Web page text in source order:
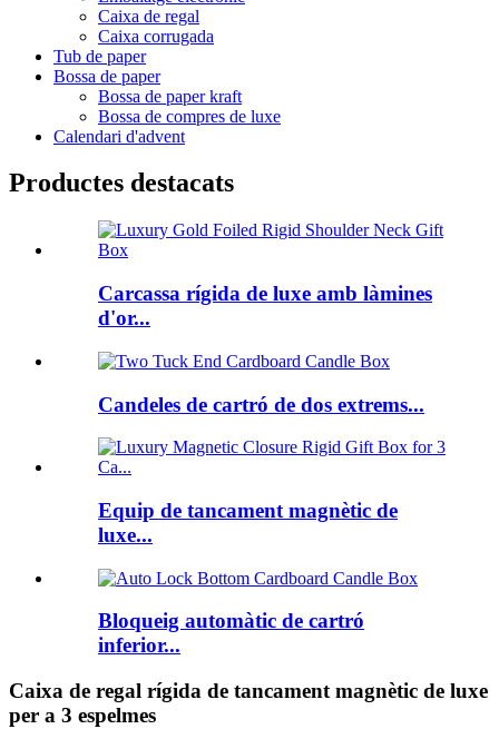
Caixa de regal
Caixa corrugada
Tub de paper
Bossa de paper
Bossa de paper kraft
Bossa de compres de luxe
Calendari d'advent
Productes destacats
Carcassa rígida de luxe amb làmines
d'or...
Candeles de cartró de dos extrems...
Equip de tancament magnètic de
luxe...
Bloqueig automàtic de cartró
inferior...
Caixa de regal rígida de tancament magnètic de luxe
per a 3 espelmes